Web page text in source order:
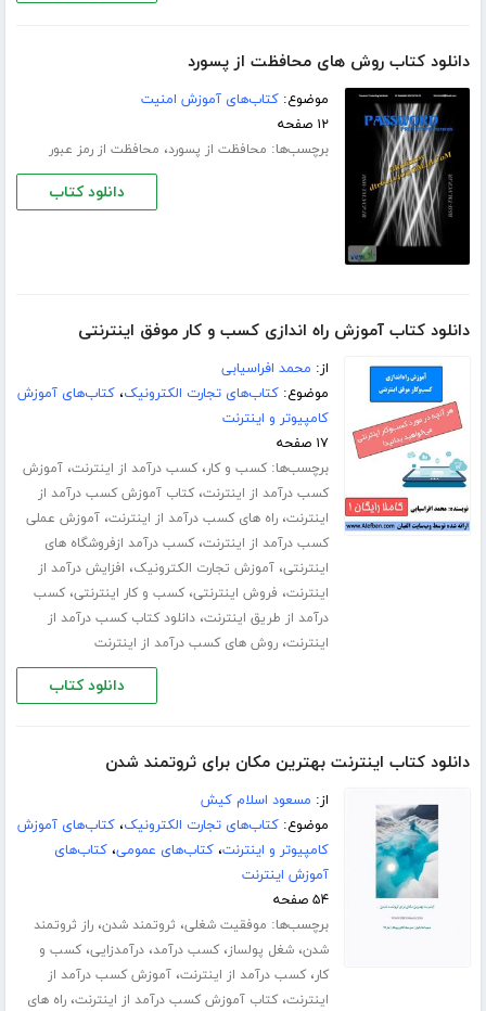
دانلود کتاب روش های محافظت از پسورد
موضوع:کتاب‌های آموزش امنیت
۱۲ صفحه
برچسب‌ها: محافظت از پسورد، محافظت از رمز عبور
دانلود کتاب
دانلود کتاب آموزش راه اندازی کسب و کار موفق اینترنتی
از: محمد افراسیابی
موضوع:کتاب‌های تجارت الکترونیک،کتاب‌های آموزش
کامپیوتر و اینترنت
۱۷ صفحه
برچسب‌ها:کسب و کار،کسب درآمد از اینترنت،آموزش
کسب درآمد از اینترنت،کتاب آموزش کسب درآمد از
اینترنت،راه های کسب درآمد از اینترنت،آموزش عملی
کسب درآمد از اینترنت،کسب درآمد ازفروشگاه های
اینترنتی،آموزش تجارت الکترونیک، افزایش درآمد از
اینترنت، فروش اینترنتی،کسب و کار اینترنتی،کسب
درآمد از طریق اینترنت،دانلود کتاب کسب درآمد از
اینترنت،روش های کسب درآمد از اینترنت
دانلود کتاب
دانلود کتاب اینترنت بهترین مکان برای ثروتمند شدن
از: مسعود اسلام کیش
موضوع:کتاب‌های تجارت الکترونیک،کتاب‌های آموزش
کامپیوتر و اینترنت،کتاب‌های عمومی،کتاب‌های
آموزش اینترنت
۵۴ صفحه
برچسب‌ها: موفقیت شغلی، ثروتمند شدن،راز ثروتمند
شدن،شغل پولساز،کسب درآمد،درآمدزایی،کسب و
کار،کسب درآمد از اینترنت،آموزش کسب درآمد از
اینترنت،کتاب آموزش کسب درآمد از اینترنت،راه های